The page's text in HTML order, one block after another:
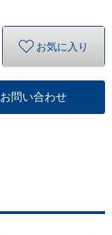
お気に入り
お問い合わせ